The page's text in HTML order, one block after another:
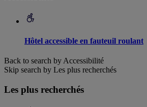
Hôtel accessible en fauteuil roulant
Back to search by Accessibilité
Skip search by Les plus recherchés
Les plus recherchés